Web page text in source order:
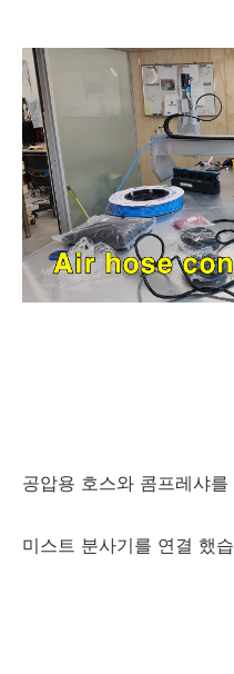
공압용 호스와 콤프레샤를
미스트 분사기를 연결 했